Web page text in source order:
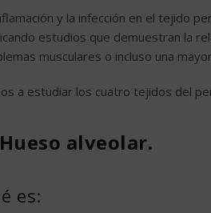
y la infección en el tejido
estudios que demuestran la
musculares o incluso una
a estudiar los cuatro tejidos del
alveolar.
es: